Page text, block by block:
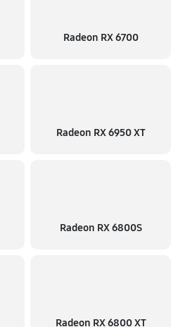
Radeon RX 6700
Radeon RX 6950 XT
Radeon RX 6800S
Radeon RX 6800 XT